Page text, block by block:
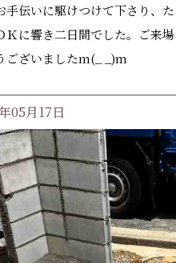
手伝いに駆けつけて下さり、
Ｋに響き二日間でした。ご来
ございましたm(_ _)m
05月17日